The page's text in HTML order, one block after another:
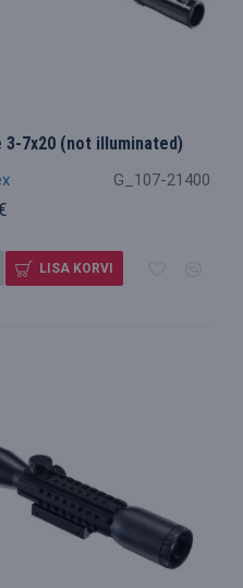
G_107-21400
3-7x20 (not illuminated)
LISA KORVI